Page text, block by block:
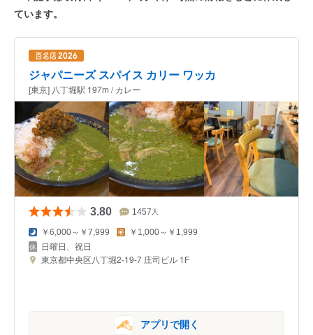
ています。
ジャパニーズ スパイス カリー ワッカ
[東京] 八丁堀駅 197m / カレー
3.80 1457 人
￥6,000～￥7,999 ￥1,000～￥1,999
日曜日、祝日
東京都中央区八丁堀2-19-7 庄司ビル 1F
アプリで開く